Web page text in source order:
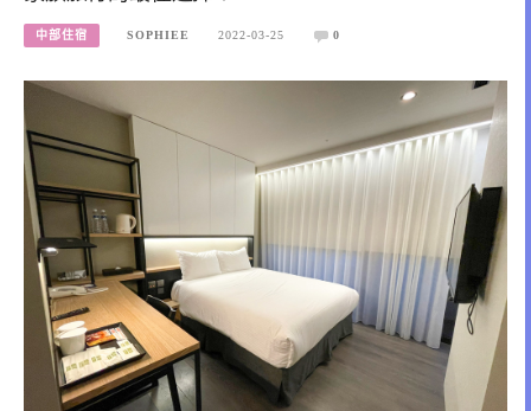
中部住宿 SOPHIEE 2022-03-25 0